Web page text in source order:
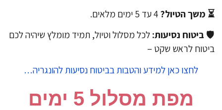
משך הטיול?4 עד 5 ימים מלאים.
ביטוח נסיעות:לכל מסלול וטיול, תמיד מומלץ שיהיה לכם
לראש שקט –
לחצו כאן למידע והטבות בביטוח נסיעות להונגריה…
מפת מסלול 5 ימים